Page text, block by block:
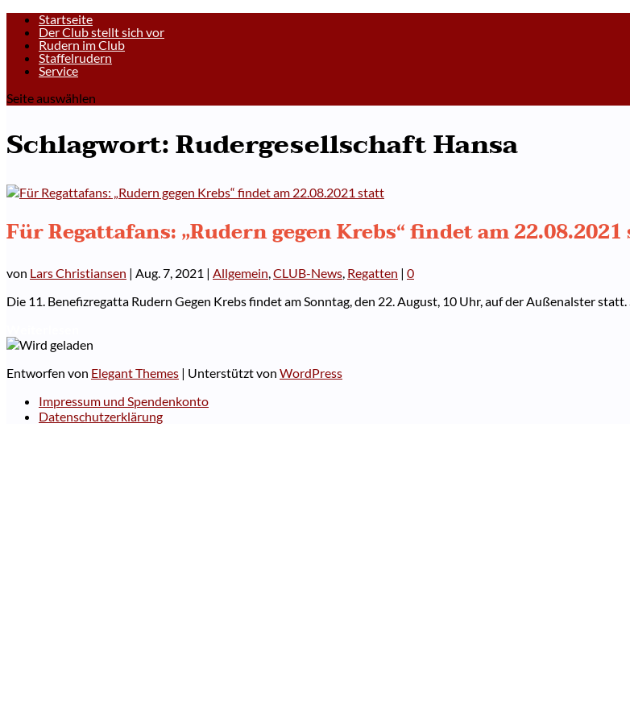
Startseite
Der Club stellt sich vor
Rudern im Club
Staffelrudern
Service
Seite auswählen
Schlagwort:Rudergesellschaft Hansa
Für Regattafans: „Rudern gegen Krebs“ findet am
von Lars Christiansen | Aug. 7, 2021 | Allgemein CLUB-News Regatten | 0
Die 11. Benefizregatta Rudern Gegen Krebs findet am Sonntag, den 22. August, 10 Uhr, auf der Außenalster
Entworfen von Elegant Themes | Unterstützt von WordPress
Impressum und Spendenkonto
Datenschutzerklärung